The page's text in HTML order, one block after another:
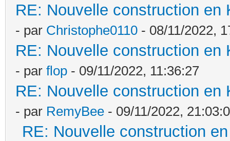
RE: Nouvelle construction
- par Christophe0110 - 08/11/2022,
RE: Nouvelle construction
- par flop - 09/11/2022, 11:36:27
RE: Nouvelle construction
- par RemyBee - 09/11/2022,
RE: Nouvelle construction